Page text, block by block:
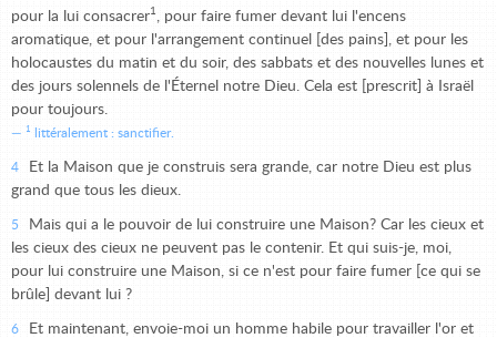
pour la lui consacrer1
, pour faire fumer devant lui l'encens
aromatique, et pour l'arrangement continuel [des pains], et pour les
holocaustes du matin et du soir, des sabbats et des nouvelles lunes et
des jours solennels de l'Éternel notre Dieu. Cela est [prescrit] à Israël
pour toujours.
1 littéralement : sanctifier.
4
Et la Maison que je construis sera grande, car notre Dieu est plus
grand que tous les dieux.
5
Mais qui a le pouvoir de lui construire une Maison? Car les cieux et
les cieux des cieux ne peuvent pas le contenir. Et qui suis-je, moi,
pour lui construire une Maison, si ce n'est pour faire fumer [ce qui se
brûle] devant lui ?
6
Et maintenant, envoie-moi un homme habile pour travailler l'or et